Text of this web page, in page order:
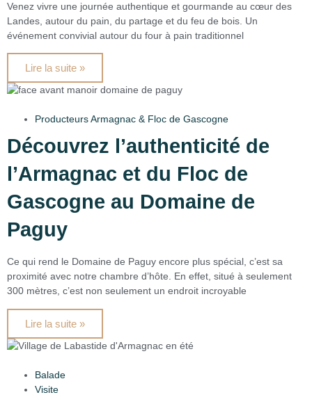
Venez vivre une journée authentique et gourmande au cœur des
Landes, autour du pain, du partage et du feu de bois. Un
événement convivial autour du four à pain traditionnel
Lire la suite »
Producteurs Armagnac & Floc de Gascogne
Découvrez l’authenticité de
l’Armagnac et du Floc de
Gascogne au Domaine de
Paguy
Ce qui rend le Domaine de Paguy encore plus spécial, c’est sa
proximité avec notre chambre d’hôte. En effet, situé à seulement
300 mètres, c’est non seulement un endroit incroyable
Lire la suite »
Balade
Visite